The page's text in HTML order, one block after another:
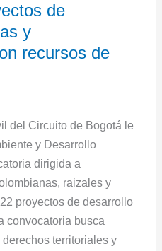
de
y
recursos de
del Circuito de Bogotá le
y Desarrollo
dirigida a
raizales y
proyectos de desarrollo
convocatoria busca
territoriales y